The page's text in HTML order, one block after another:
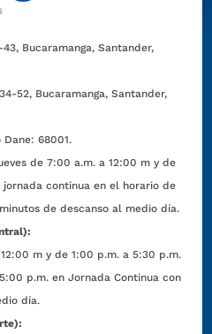
Bucaramanga, Santander,
52, Bucaramanga, Santander,
Dane: 68001.
de 7:00 a.m. a 12:00 m y de
continua en el horario de
de descanso al medio día.
m y de 1:00 p.m. a 5:30 p.m.
en Jornada Continua con
día.